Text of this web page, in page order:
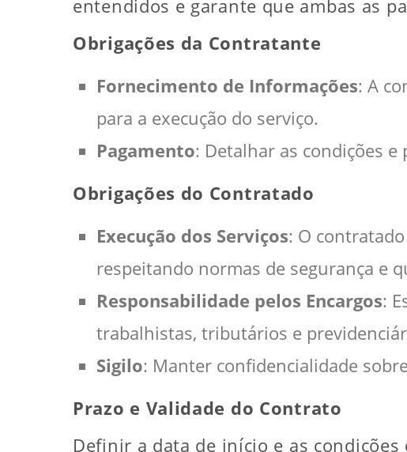
entendidos e garante que ambas as
Obrigações da Contratante
Fornecimento de Informações: A
para a execução do serviço.
Pagamento: Detalhar as condições
Obrigações do Contratado
Execução dos Serviços: O
respeitando normas de segurança e
Responsabilidade pelos Encargos:
trabalhistas, tributários e
Sigilo: Manter confidencialidade
Prazo e Validade do Contrato
Definir a data de início e as